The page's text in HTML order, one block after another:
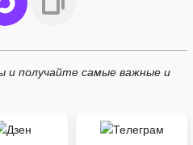
и получайте самые важные и